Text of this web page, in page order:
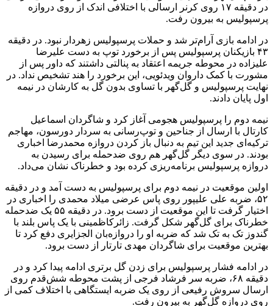
در دقیقه ۱۷ روی کرنر ارسالی با اختلافی اندک از روی دروازه
پرسپولیس به بیرون رفت.
در ادامه بازی آرام‌تر شد و حملات پرسپولیس زهردار نبود. در دقیقه
۴۳ بازیکنان پرسپولیس پس از برخورد توپ به دست علیرضا
علیزاده در محوطه جریمه اعتقاد به پنالتی داشتند که داور پس از
مشورت با کمک داروان ویدئویی، این برخورد را هند تشخیص نداد. در
نهایت پرسپولیس و گل‌گهر با تساوی بدون گل به کارشان در نیمه
اول پایان دادند.
نیمه دوم را پرسپولیس هجومی آغاز کرد و شاگردان اسماعیل
کارتال با ارسال از جناحین و توپ‌رسانی به سردار دورسون، مهاجم
ترکیه‌ای جدید این تیم به دنبال باز کردن دروازه محمدرضا اخباری
بودند. در سوی دیگر گل‌گهر هم روی ضدحمله برای رسیدن به
دروازه پرسپولیس برنامه‌ریزی کرده بود و خطرناک نشان می‌داد.
اولین موقعیت در نیمه دوم برای پرسپولیس به دست آمد و در دقیقه
۵۲، ضربه علی علیپور روی پاس عرضی میلاد محمدی را اخباری در
اختیار گرفت تا این موقعیت از دست برود. در دقیقه ۵۵ یک ضدحمله
خطرناک برای گل‌گهر شکل گرفت. زائرکاظمینی با یک پاس بلند با
گندوز تک به تک شد که ضربه او را دروازه‌بان الجزایری دفع کرد تا
بهترین موقعیت برای شاگردان مهدی تارتار از دست برود.
در ادامه فشار پرسپولیس برای زدن گل برتری ادامه پیدا کرد و در
دقیقه ۶۸، ضربه سر فرشاد فرجی از پشت محوطه شش‌قدم روی
ارسال سروش رفیعی از روی یک ضربه ایستگاهی با اختلاف کمی از
روی دروازه گل‌گهر به بیرون رفت.